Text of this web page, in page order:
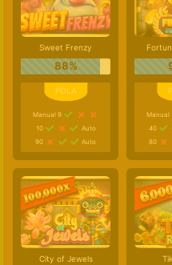
Sweet Frenzy
88%
Manual 9
10
Auto
90
Auto
Manual
40
80
City of Jewels